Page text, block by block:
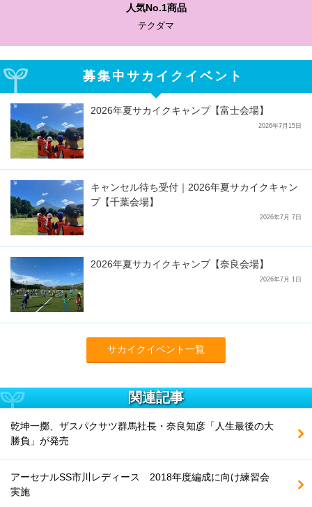
人気No.1商品
テクダマ
募集中サカイクイベント
2026年夏サカイクキャンプ【富士会場】
2026年7月15日
キャンセル待ち受付｜2026年夏サカイクキャン
プ【千葉会場】
2026年7月 7日
2026年夏サカイクキャンプ【奈良会場】
2026年7月 1日
サカイクイベント一覧
関連記事
乾坤一擲、ザスパクサツ群馬社長・奈良知彦「人生最後の大
勝負」が発売
アーセナルSS市川レディース 2018年度編成に向け練習会
実施